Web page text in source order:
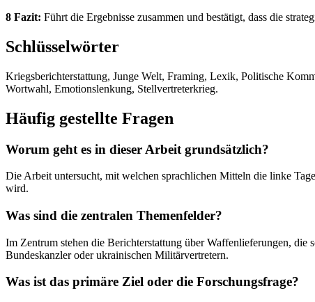
8 Fazit: Führt die Ergebnisse zusammen und bestätigt, dass die
Schlüsselwörter
Kriegsberichterstattung, Junge Welt, Framing, Lexik, Politische
Wortwahl, Emotionslenkung, Stellvertreterkrieg.
Häufig gestellte Fragen
Worum geht es in dieser Arbeit grundsätzlich?
Die Arbeit untersucht, mit welchen sprachlichen Mitteln die linke
wird.
Was sind die zentralen Themenfelder?
Im Zentrum stehen die Berichterstattung über Waffenlieferungen,
Bundeskanzler oder ukrainischen Militärvertretern.
Was ist das primäre Ziel oder die Forschungsfrage?